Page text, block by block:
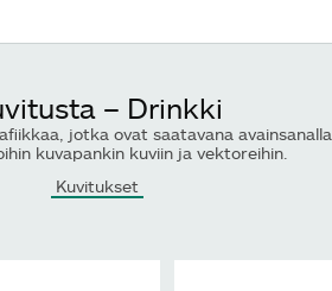
– Drinkki
jotka ovat saatavana avainsanalla
kuvapankin kuviin ja vektoreihin.
Kuvitukset